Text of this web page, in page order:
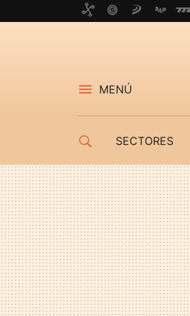
MENÚ
SECTORES